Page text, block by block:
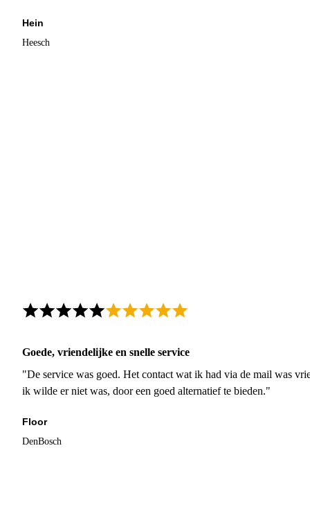
Hein
Heesch
Goede, vriendelijke en snelle service
"De service was goed. Het contact wat ik had via de mail was
ik wilde er niet was, door een goed alternatief te bieden."
Floor
DenBosch